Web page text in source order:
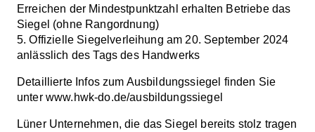
Erreichen der Mindestpunktzahl erhalten Betriebe das
Siegel (ohne Rangordnung)
5. Offizielle Siegelverleihung am 20. September 2024
anlässlich des Tags des Handwerks
Detaillierte Infos zum Ausbildungssiegel finden Sie
unter www.hwk-do.de/ausbildungssiegel
Lüner Unternehmen, die das Siegel bereits stolz tragen